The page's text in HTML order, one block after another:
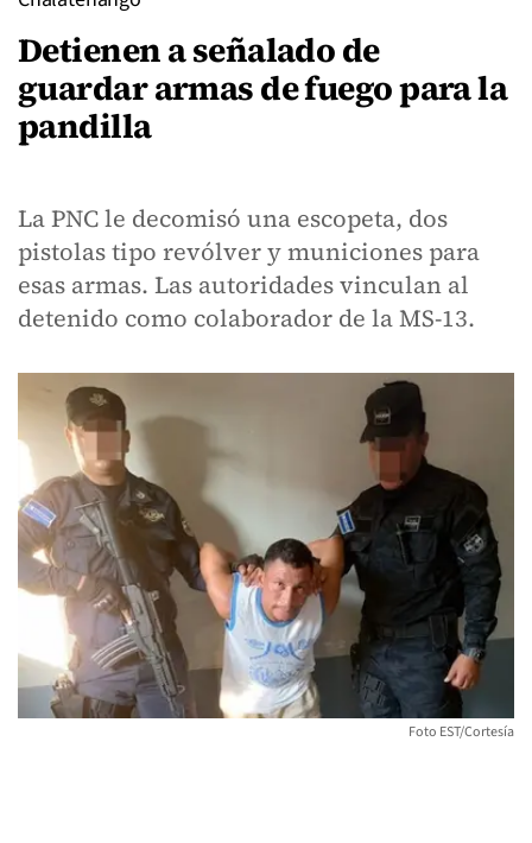
Detienen a señalado de
guardar armas de fuego para la
pandilla
La PNC le decomisó una escopeta, dos
pistolas tipo revólver y municiones para
esas armas. Las autoridades vinculan al
detenido como colaborador de la MS-13.
Foto EST/Cortesía